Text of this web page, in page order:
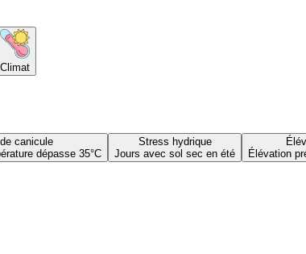
Climat
canicule
dépasse 35°C
Stress hydrique
Jours avec sol sec en été
Élévation